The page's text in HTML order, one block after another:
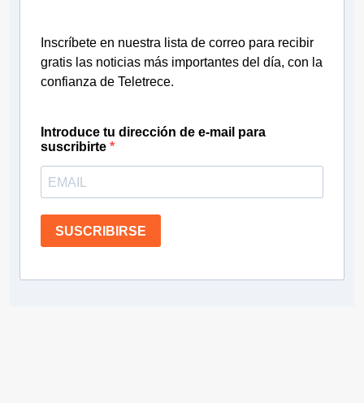
Inscríbete en nuestra lista de correo para recibir
gratis las noticias más importantes del día, con la
confianza de Teletrece.
Introduce tu dirección de e-mail para
suscribirte
SUSCRIBIRSE